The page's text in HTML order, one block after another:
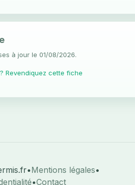
à jour le 01/08/2026.
Revendiquez cette fiche
•Mentions légales•
•Contact